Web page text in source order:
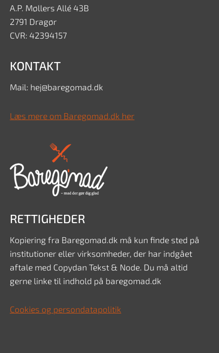
A.P. Møllers Allé 43B
2791 Dragør
CVR: 42394157
KONTAKT
Mail: hej@baregomad.dk
Læs mere om Baregomad.dk her
RETTIGHEDER
Kopiering fra Baregomad.dk må kun finde sted på
institutioner eller virksomheder, der har indgået
aftale med Copydan Tekst & Node. Du må altid
gerne linke til indhold på baregomad.dk
Cookies og persondatapolitik